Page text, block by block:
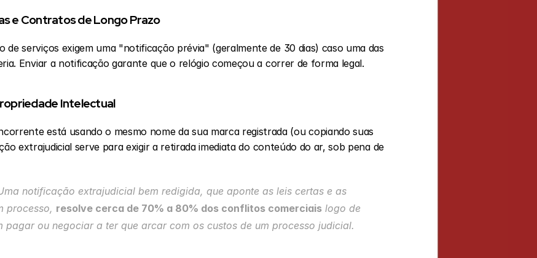
e Contratos de Longo Prazo
serviços exigem uma "notificação prévia" (geralmente de 30 dias) caso uma das
Enviar a notificação garante que o relógio começou a correr de forma legal.
Intelectual
está usando o mesmo nome da sua marca registrada (ou copiando suas
extrajudicial serve para exigir a retirada imediata do conteúdo do ar, sob pena de
notificação extrajudicial bem redigida, que aponte as leis certas e as
processo, resolve cerca de 70% a 80% dos conflitos comerciais logo de
pagar ou negociar a ter que arcar com os custos de um processo judicial.